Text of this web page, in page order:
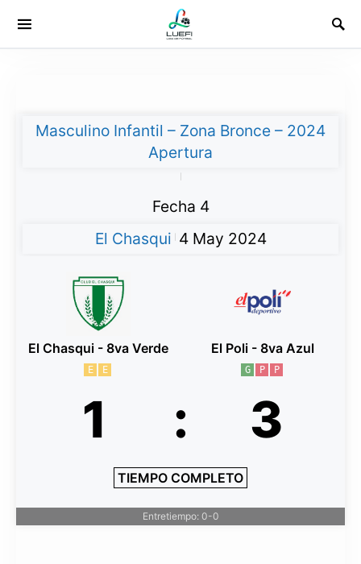
Masculino Infantil – Zona Bronce – 2024
Apertura
Fecha 4
El Chasqui 4 May 2024
El Chasqui - 8va Verde
E E
1 : 3
TIEMPO COMPLETO
El Poli - 8va Azul
G P P
Entretiempo: 0-0